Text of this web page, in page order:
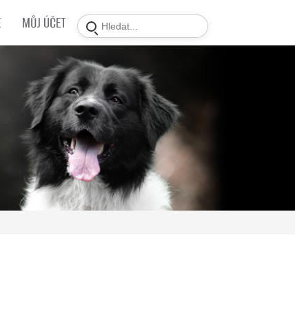
MŮJ ÚČET